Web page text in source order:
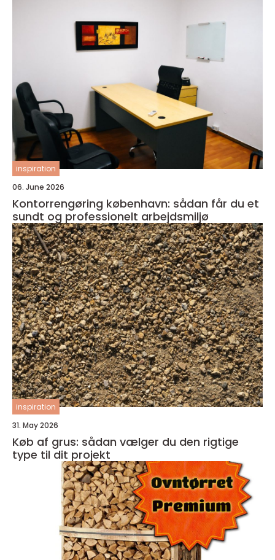
inspiration
06. June 2026
Kontorrengøring københavn: sådan får du et
sundt og professionelt arbejdsmiljø
inspiration
31. May 2026
Køb af grus: sådan vælger du den rigtige
type til dit projekt